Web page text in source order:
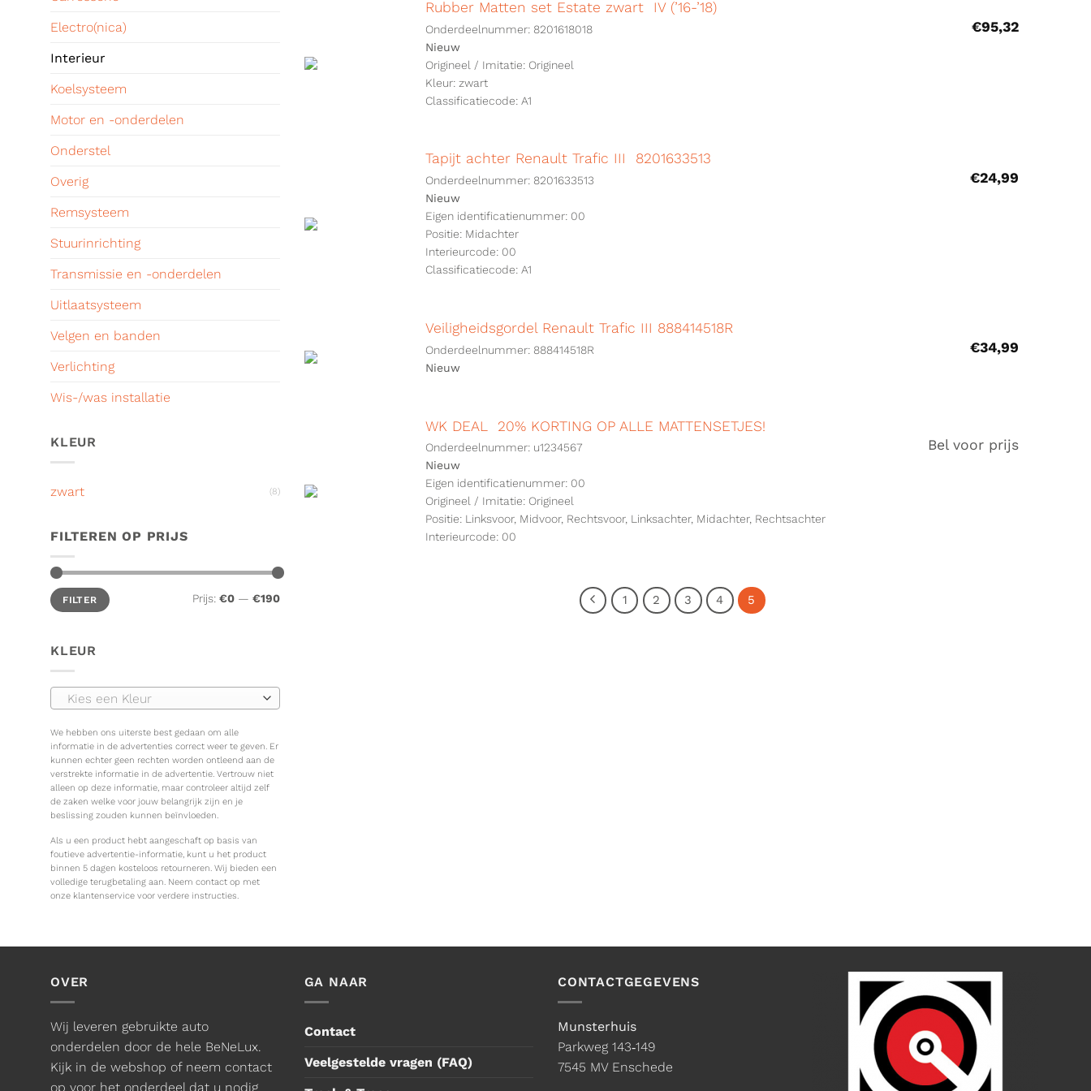
Electro(nica)
Interieur
Koelsysteem
Motor en -onderdelen
Onderstel
Overig
Remsysteem
Stuurinrichting
Transmissie en -onderdelen
Uitlaatsysteem
Velgen en banden
Verlichting
Wis-/was installatie
KLEUR
zwart (8)
FILTEREN OP PRIJS
Min.
prijs
Max.
prijsFILTER Prijs: €0— €190
KLEUR
Kies een Kleur
We hebben ons uiterste best gedaan om alle
informatie in de advertenties correct weer te geven. Er
kunnen echter geen rechten worden ontleend aan de
verstrekte informatie in de advertentie. Vertrouw niet
alleen op deze informatie, maar controleer altijd zelf
de zaken welke voor jouw belangrijk zijn en je
beslissing zouden kunnen beïnvloeden.
Als u een product hebt aangeschaft op basis van
foutieve advertentie-informatie, kunt u het product
binnen 5 dagen kosteloos retourneren. Wij bieden een
volledige terugbetaling aan. Neem contact op met
onze klantenservice voor verdere instructies.
Rubber Matten set Estate zwart IV (’16-’18)
€95,32
Onderdeelnummer: 8201618018
Nieuw
Origineel / Imitatie: Origineel
Kleur: zwart
Classificatiecode: A1
Tapijt achter Renault Trafic III 8201633513
€24,99
Onderdeelnummer: 8201633513
Nieuw
Eigen identificatienummer: 00
Positie: Midachter
Interieurcode: 00
Classificatiecode: A1
Veiligheidsgordel Renault Trafic III 888414518R
€34,99
Onderdeelnummer: 888414518R
Nieuw
WK DEAL 20% KORTING OP ALLE MATTENSETJES!
Bel voor prijs
Onderdeelnummer: u1234567
Nieuw
Eigen identificatienummer: 00
Origineel / Imitatie: Origineel
Positie: Linksvoor, Midvoor, Rechtsvoor, Linksachter, Midachter, Rechtsachter
Interieurcode: 00
1 2 3 4 5
OVER
Wij leveren gebruikte auto
onderdelen door de hele BeNeLux.
Kijk in de webshop of neem contact
op voor het onderdeel dat u nodig
GA NAAR
Contact
Veelgestelde vragen (FAQ)
CONTACTGEGEVENS
Munsterhuis
Parkweg 143‑149
7545 MV Enschede